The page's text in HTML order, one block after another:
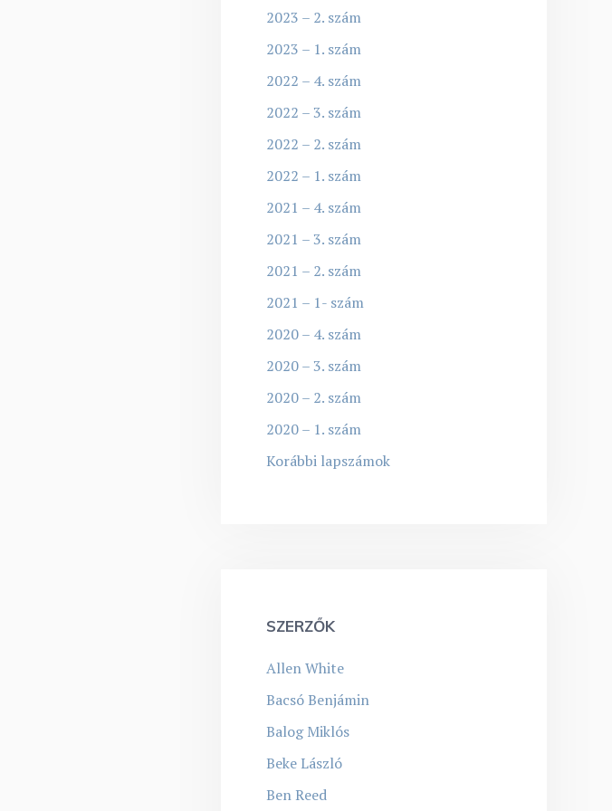
2023 – 2. szám
2023 – 1. szám
2022 – 4. szám
2022 – 3. szám
2022 – 2. szám
2022 – 1. szám
2021 – 4. szám
2021 – 3. szám
2021 – 2. szám
2021 – 1- szám
2020 – 4. szám
2020 – 3. szám
2020 – 2. szám
2020 – 1. szám
Korábbi lapszámok
SZERZŐK
Allen White
Bacsó Benjámin
Balog Miklós
Beke László
Ben Reed